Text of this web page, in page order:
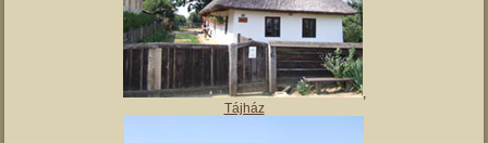
,
Tájház